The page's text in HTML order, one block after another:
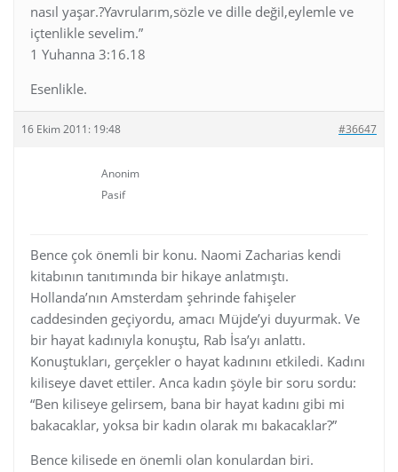
nasıl yaşar.?Yavrularım,sözle ve dille değil,eylemle ve
içtenlikle sevelim.”
1 Yuhanna 3:16.18
Esenlikle.
16 Ekim 2011: 19:48 #36647
Anonim
Pasif
Bence çok önemli bir konu. Naomi Zacharias kendi
kitabının tanıtımında bir hikaye anlatmıştı.
Hollanda’nın Amsterdam şehrinde fahişeler
caddesinden geçiyordu, amacı Müjde’yi duyurmak. Ve
bir hayat kadınıyla konuştu, Rab İsa’yı anlattı.
Konuştukları, gerçekler o hayat kadınını etkiledi. Kadını
kiliseye davet ettiler. Anca kadın şöyle bir soru sordu:
“Ben kiliseye gelirsem, bana bir hayat kadını gibi mi
bakacaklar, yoksa bir kadın olarak mı bakacaklar?”
Bence kilisede en önemli olan konulardan biri.